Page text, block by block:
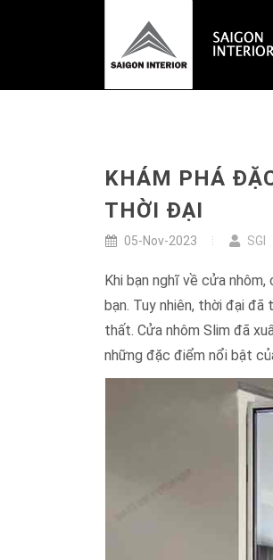
KHÁM PHÁ
THỜI ĐẠI
05-Nov-2023 SGI
Khi bạn nghĩ về cửa
bạn. Tuy nhiên, thời đại
thất. Cửa nhôm Slim đã
những đặc điểm nổi bật